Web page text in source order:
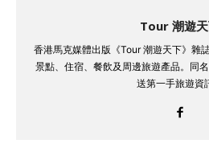
Tour 潮遊
香港馬克媒體出版《Tour 潮遊天下》雜
景點、住宿、餐飲及周邊旅遊產品。同
送第一手旅遊資